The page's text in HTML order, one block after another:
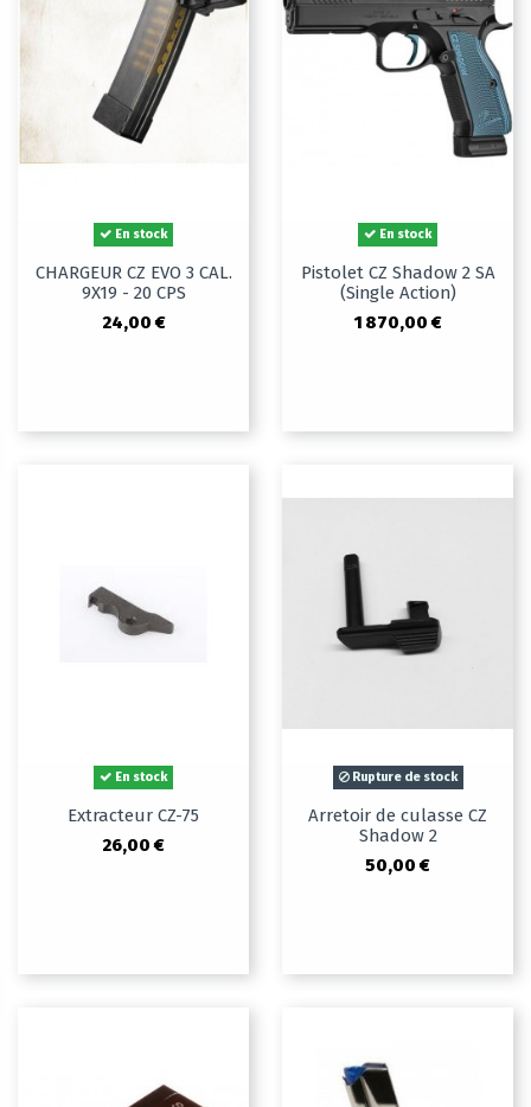
En stock
CHARGEUR CZ EVO 3 CAL.
9X19 - 20 CPS
24,00 €
En stock
Pistolet CZ Shadow 2 SA
(Single Action)
1 870,00 €
En stock
Extracteur CZ-75
26,00 €
Rupture de stock
Arretoir de culasse CZ
Shadow 2
50,00 €